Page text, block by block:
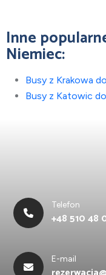
Inne
Niemiec:
Busy z Krakowa
Busy z Katowic
Telefon
+48 510 48
E-mail